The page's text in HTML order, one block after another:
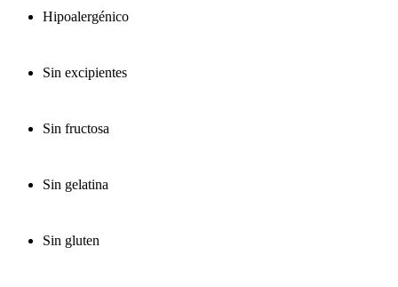
Hipoalergénico
Sin excipientes
Sin fructosa
Sin gelatina
Sin gluten